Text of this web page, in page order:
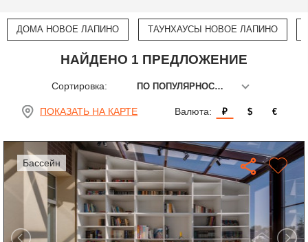
ДОМА НОВОЕ ЛАПИНО ТАУНХАУСЫ НОВОЕ ЛАПИНО
НАЙДЕНО 1 ПРЕДЛОЖЕНИЕ
Сортировка: ПО ПОПУЛЯРНОСТИ
ПОКАЗАТЬ НА КАРТЕ Валюта: ₽ $ €
бассейн